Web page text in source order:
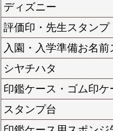
ディズニー
評価印・先生スタン
入園・入学準備お名前
シヤチハタ
印鑑ケース・ゴム印ケ
スタンプ台